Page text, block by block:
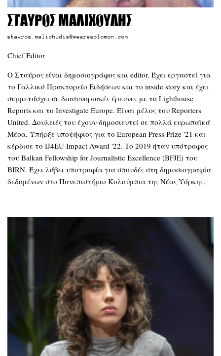
Σταύρος Μαλιχούδης
stavros.malichudis@wearesolomon.com
Chief Editor
Ο Σταύρος είναι δημοσιογράφος και editor. Έχει εργαστεί για
το Γαλλικό Πρακτορείο Ειδήσεων και το inside story και έχει
συμμετάσχει σε διασυνοριακές έρευνες με το Lighthouse
Reports και το Investigate Europe. Είναι μέλος του Reporters
United. Δουλειές του έχουν δημοσιευτεί σε πολλά ευρωπαϊκά
Μέσα. Υπήρξε υποψήφιος για το European Press Prize '21 και
κέρδισε το IJ4EU Impact Award '22. Το 2019 ήταν υπότροφος
του Balkan Fellowship for Journalistic Excellence (BFJE) του
BIRN. Έχει λάβει υποτροφία για σπουδές στη δημοσιογραφία
δεδομένων στο Πανεπιστήμιο Κολούμπια της Νέας Υόρκης.